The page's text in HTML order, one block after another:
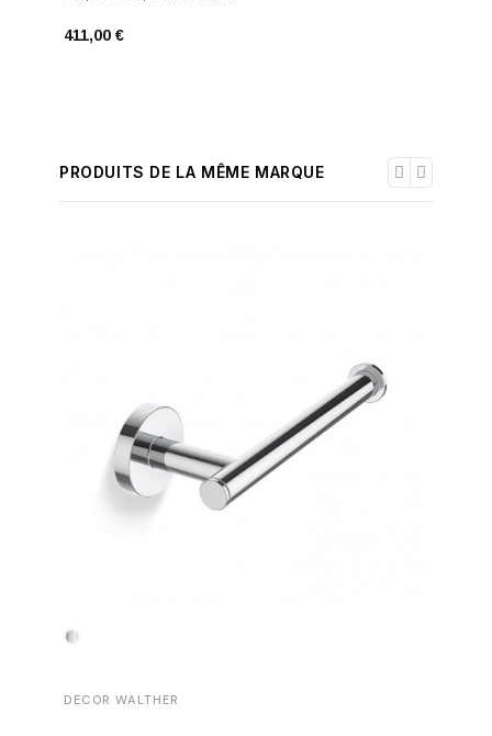
411,00 €
PRODUITS DE LA MÊME MARQUE
DECOR WALTHER